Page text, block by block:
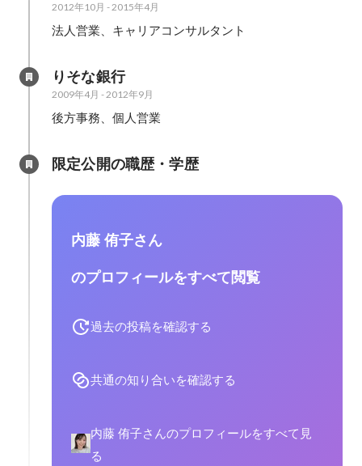
2012年10月 -2015年4月
法人営業、キャリアコンサルタント
りそな銀行
2009年4月 -2012年9月
後方事務、個人営業
限定公開の職歴・学歴
内藤 侑子さん
のプロフィールをすべて閲覧
過去の投稿を確認する
共通の知り合いを確認する
内藤 侑子さんのプロフィールをすべて見
る